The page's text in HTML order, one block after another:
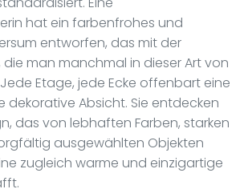
hat ein farbenfrohes und
entworfen, das mit der
man manchmal in dieser Art von
Etage, jede Ecke offenbart eine
dekorative Absicht. Sie entdecken
das von lebhaften Farben, starken
ausgewählten Objekten
zugleich warme und einzigartige